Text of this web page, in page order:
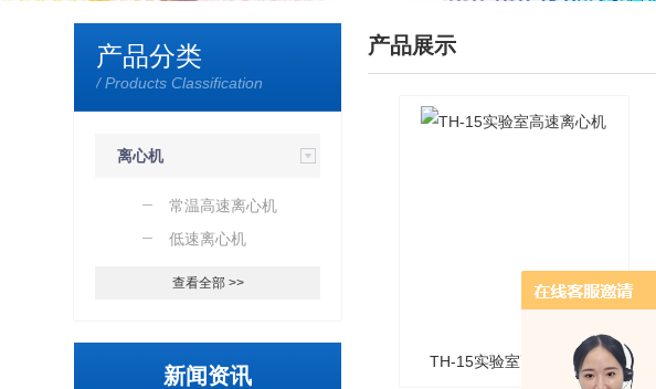
产品分类
/ Products Classification
离心机
常温高速离心机
低速离心机
查看全部 >>
新闻资讯
产品展示
TH-15实验室高速离心机